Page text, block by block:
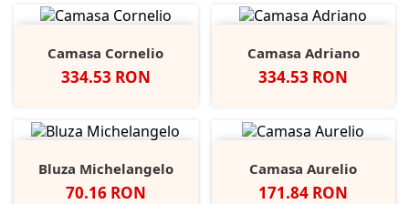
Camasa Cornelio
Pret
334.53 RON
Camasa Adriano
Pret
334.53 RON
Bluza Michelangelo
Pret
70.16 RON
Camasa Aurelio
Pret
171.84 RON